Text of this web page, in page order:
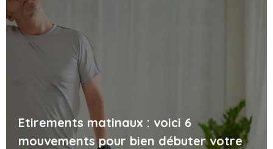
Etirements matinaux : voici 6
mouvements pour bien débuter votre